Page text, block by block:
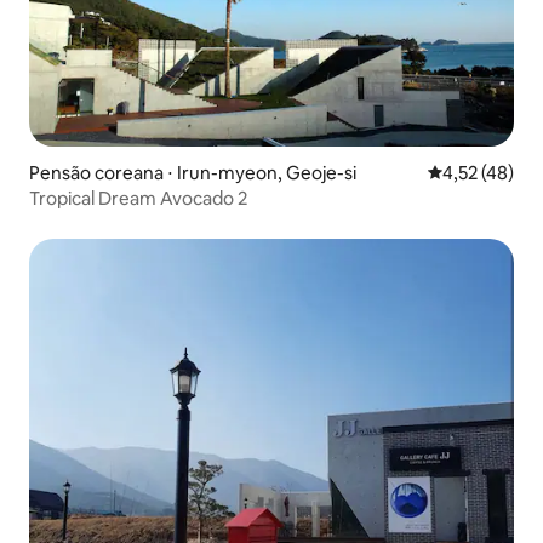
Pensão coreana ⋅ Irun-myeon, Geoje-si 4,52 de uma
4,52 (48)
Tropical Dream Avocado 2